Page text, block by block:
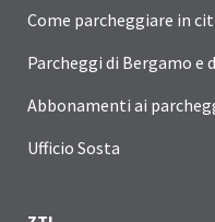
Come parcheggiare in
Parcheggi di Bergamo e
Abbonamenti ai
Ufficio Sosta